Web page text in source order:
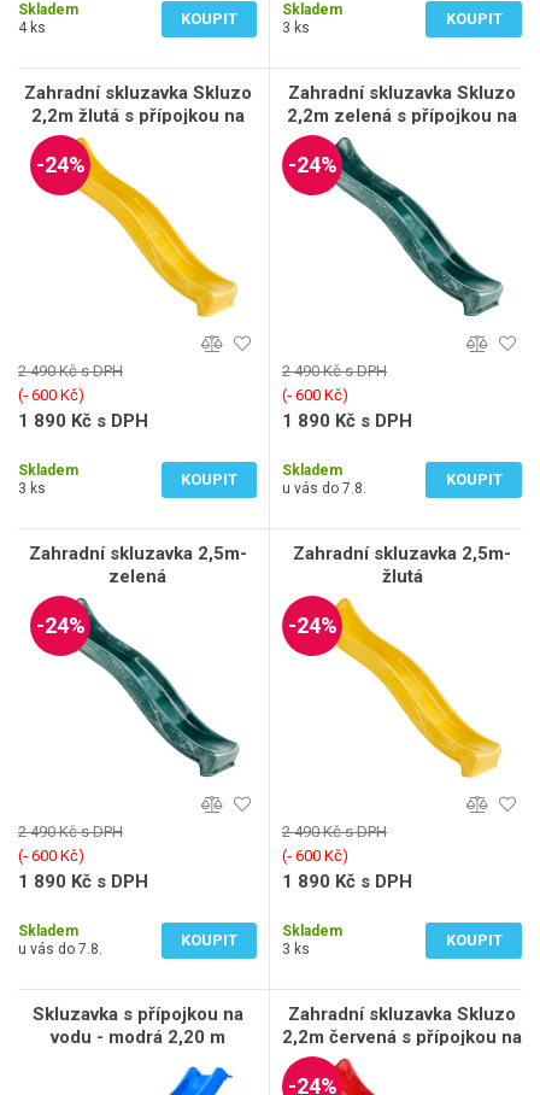
Skladem
4 ks
KOUPIT
Skladem
3 ks
KOUPIT
Zahradní skluzavka Skluzo
2,2m žlutá s přípojkou na
-24%
2 490 Kč s DPH
(‐ 600 Kč)
1 890 Kč s DPH
Skladem
3 ks
KOUPIT
Zahradní skluzavka Skluzo
2,2m zelená s přípojkou na
-24%
2 490 Kč s DPH
(‐ 600 Kč)
1 890 Kč s DPH
Skladem
u vás do 7.8.
KOUPIT
Zahradní skluzavka 2,5m-
zelená
-24%
2 490 Kč s DPH
(‐ 600 Kč)
1 890 Kč s DPH
Skladem
u vás do 7.8.
KOUPIT
Zahradní skluzavka 2,5m-
žlutá
-24%
2 490 Kč s DPH
(‐ 600 Kč)
1 890 Kč s DPH
Skladem
3 ks
KOUPIT
Skluzavka s přípojkou na
vodu - modrá 2,20 m
Zahradní skluzavka Skluzo
2,2m červená s přípojkou na
-24%